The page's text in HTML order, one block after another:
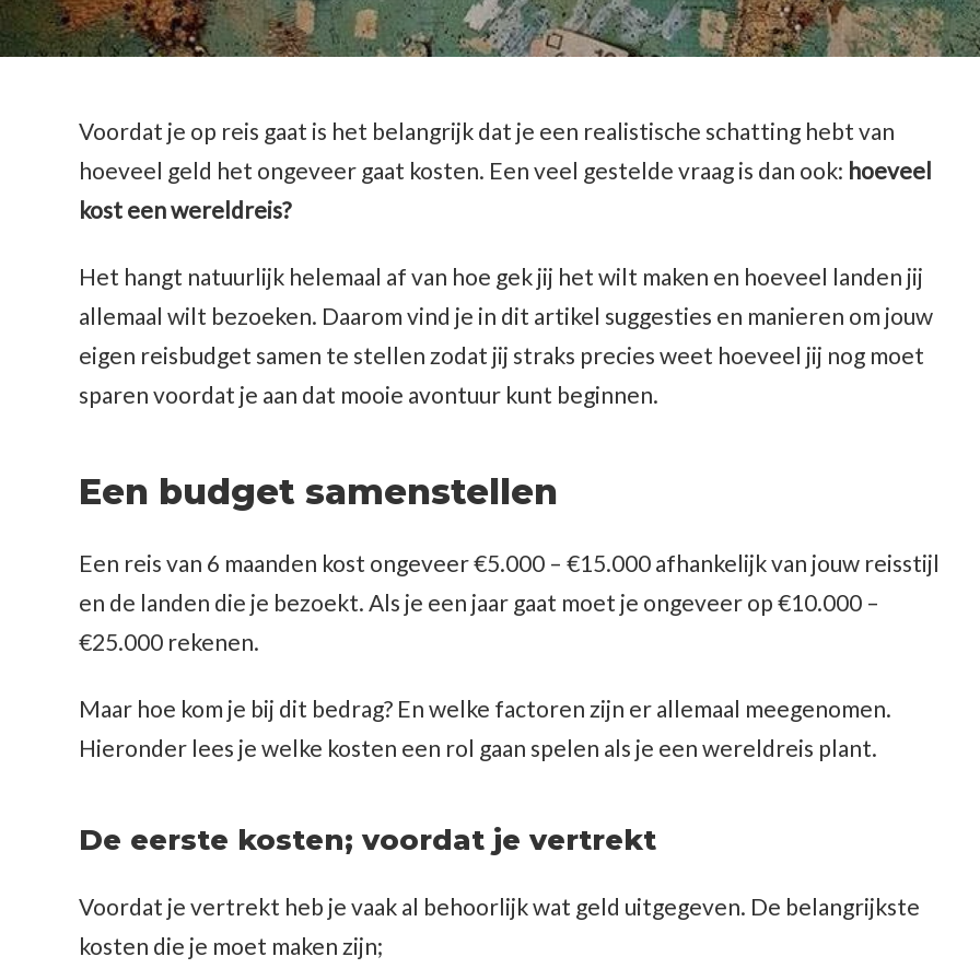
Voordat je op reis gaat is het belangrijk dat je een realistische schatting hebt van
hoeveel geld het ongeveer gaat kosten. Een veel gestelde vraag is dan ook: hoeveel
kost een wereldreis?
Het hangt natuurlijk helemaal af van hoe gek jij het wilt maken en hoeveel landen jij
allemaal wilt bezoeken. Daarom vind je in dit artikel suggesties en manieren om jouw
eigen reisbudget samen te stellen zodat jij straks precies weet hoeveel jij nog moet
sparen voordat je aan dat mooie avontuur kunt beginnen.
Een budget samenstellen
Een reis van 6 maanden kost ongeveer €5.000 – €15.000 afhankelijk van jouw reisstijl
en de landen die je bezoekt. Als je een jaar gaat moet je ongeveer op €10.000 –
€25.000 rekenen.
Maar hoe kom je bij dit bedrag? En welke factoren zijn er allemaal meegenomen.
Hieronder lees je welke kosten een rol gaan spelen als je een wereldreis plant.
De eerste kosten; voordat je vertrekt
Voordat je vertrekt heb je vaak al behoorlijk wat geld uitgegeven. De belangrijkste
kosten die je moet maken zijn;